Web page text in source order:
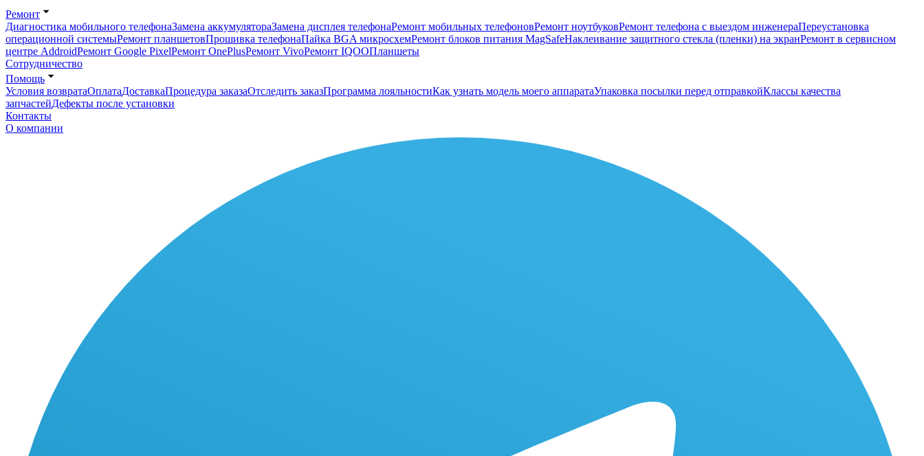
Ремонт
Диагностика мобильного телефонаЗамена аккумулятораЗамена дисплея телефонаРемонт мобильных телефоновРемонт ноутбуковРемонт телефона с выездом инженераПереустановка
операционной системыРемонт планшетовПрошивка телефонаПайка BGA микросхемРемонт блоков питания MagSafeНаклеивание защитного стекла (пленки) на экранРемонт в сервисном
центре AddroidРемонт Google PixelРемонт OnePlusРемонт VivoРемонт IQOOПланшеты
Сотрудничество
Помощь
Условия возвратаОплатаДоставкаПроцедура заказаОтследить заказПрограмма лояльностиКак узнать модель моего аппаратаУпаковка посылки перед отправкойКлассы качества
запчастейДефекты после установки
Контакты
О компании